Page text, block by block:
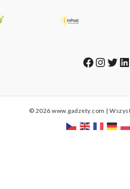
© 2026 www.gadzety.com |